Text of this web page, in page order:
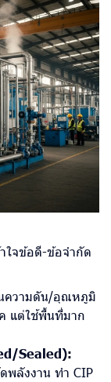
ใจข้อดี-ข้อจำกัด
นความดัน/อุณหภูมิ
แต่ใช้พื้นที่มาก
Sealed):
พลังงาน ทำ CIP